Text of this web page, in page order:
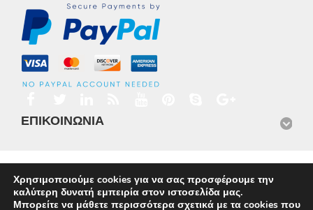
ΕΠΙΚΟΙΝΩΝΊΑ
Προϊόντα
Φωτογραφίες
Service
Εταιρικό Προφίλ
Επικοινωνία
© 2026Omnisys
Χρησιμοποιούμε cookies για να σας προσφέρουμε την
καλύτερη δυνατή εμπειρία στον ιστοσελίδα μας.
Μπορείτε να μάθετε περισσότερα σχετικά με τα cookies που